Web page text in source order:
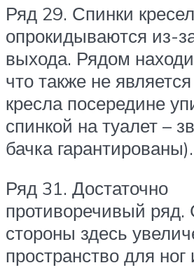
Ряд 29. Спинки
опрокидываются из-
выхода. Рядом
что также не
кресла посередине
спинкой на туалет –
бачка гарантированы).
Ряд 31. Достаточно
противоречивый ряд.
стороны здесь
пространство для ног